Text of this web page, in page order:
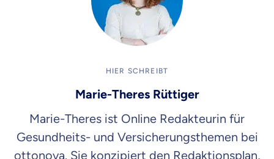
HIER SCHREIBT
Marie-Theres Rüttiger
Marie-Theres ist Online Redakteurin für
Gesundheits- und Versicherungsthemen bei
ottonova. Sie konzipiert den Redaktionsplan,